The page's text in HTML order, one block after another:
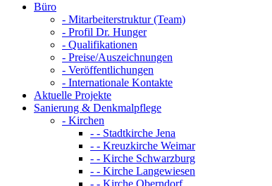
Büro
- Mitarbeiterstruktur (Team)
- Profil Dr. Hunger
- Qualifikationen
- Preise/Auszeichnungen
- Veröffentlichungen
- Internationale Kontakte
Aktuelle Projekte
Sanierung & Denkmalpflege
- Kirchen
- - Stadtkirche Jena
- - Kreuzkirche Weimar
- - Kirche Schwarzburg
- - Kirche Langewiesen
- - Kirche Oberndorf